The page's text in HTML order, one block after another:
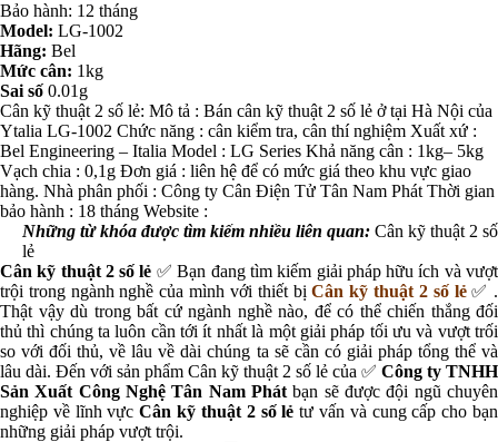
Bảo hành: 12 tháng
Model: LG-1002
Hãng: Bel
Mức cân: 1kg
Sai số 0.01g
Cân kỹ thuật 2 số lẻ: Mô tả : Bán cân kỹ thuật 2 số lẻ ở tại Hà Nội của
Ytalia LG-1002 Chức năng : cân kiểm tra, cân thí nghiệm Xuất xứ :
Bel Engineering – Italia Model : LG Series Khả năng cân : 1kg– 5kg
Vạch chia : 0,1g Đơn giá : liên hệ để có mức giá theo khu vực giao
hàng. Nhà phân phối : Công ty Cân Điện Tử Tân Nam Phát Thời gian
bảo hành : 18 tháng Website :
Những từ khóa được tìm kiếm nhiều liên quan: Cân kỹ thuật 2 số
lẻ
Cân kỹ thuật 2 số lẻ ✅ Bạn đang tìm kiếm giải pháp hữu ích và vượt
trội trong ngành nghề của mình với thiết bịCân kỹ thuật 2 số lẻ✅ .
Thật vậy dù trong bất cứ ngành nghề nào, để có thể chiến thắng đối
thủ thì chúng ta luôn cần tới ít nhất là một giải pháp tối ưu và vượt trối
so với đối thủ, về lâu về dài chúng ta sẽ cần có giải pháp tổng thể và
lâu dài. Đến với sản phẩm Cân kỹ thuật 2 số lẻ của ✅ Công ty TNHH
Sản Xuất Công Nghệ Tân Nam Phát bạn sẽ được đội ngũ chuyên
nghiệp về lĩnh vựcCân kỹ thuật 2 số lẻ tư vấn và cung cấp cho bạn
những giải pháp vượt trội.